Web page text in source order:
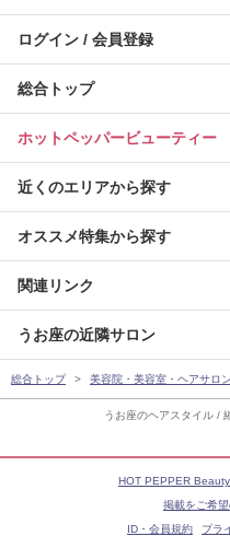
うお座のヘアスタイル /
ログイン / 会員登録
総合トップ
ホットペッパービューティー
近くのエリアから探す
オススメ特集から探す
関連リンク
うお座の近隣サロン
総合トップ 美容院・美容室・ヘアサロ
HOT PEPPER
掲載をご希
ID・会員規約
プラ